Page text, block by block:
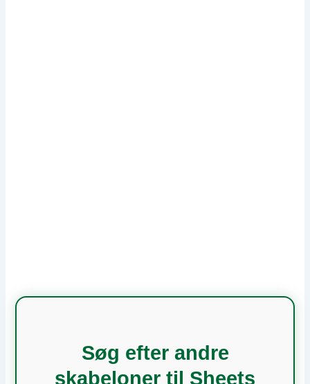
Søg efter andre
skabeloner til Sheets